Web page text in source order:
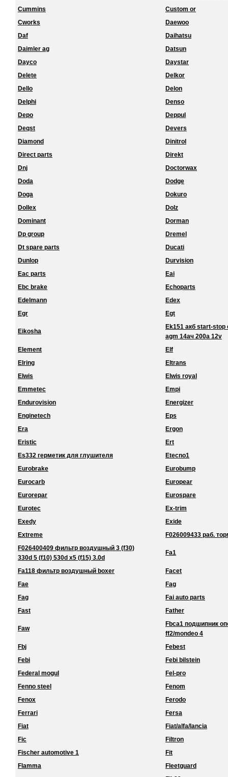
Cummins
Custom or
Cworks
Daewoo
Daf
Daihatsu
Daimler ag
Datsun
Dayco
Daystar
Delete
Delkor
Dello
Delon
Delphi
Denso
Depo
Deppul
Deqst
Devers
Diamond
Dinitrol
Direct parts
Direkt
Dnj
Doctorwax
Doda
Dodge
Doga
Dokuro
Dollex
Dolz
Dominant
Dorman
Dp group
Dremel
Dt spare parts
Ducati
Dunlop
Durvision
Eac parts
Eai
Ebc brake
Echoparts
Edelmann
Edex
Egr
Egt
Eikosha
Ek151 акб start-
agm 14ач 200a 12v
Element
Elf
Elring
Eltrans
Elwis
Elwis royal
Emmetec
Empi
Endurovision
Energizer
Enginetech
Eps
Era
Ergon
Eristic
Ert
Es332 герметик для глушителя
Etecno1
Eurobrake
Eurobump
Eurocarb
Europear
Eurorepar
Eurospare
Eurotec
Ex-trim
Exedy
Exide
Extreme
F026009433 раб.
F026400409 фильтр воздушный 3 (f30)
330d 5 (f10) 530d x5 (f15) 3.0d
Fa1
Fa118 фильтр воздушный boxer
Facet
Fae
Fag
Fag
Fai auto parts
Fast
Father
Faw
Fbca1 подшипник
ff2/mondeo 4
Fbj
Febest
Febi
Febi bilstein
Federal mogul
Fel-pro
Fenno steel
Fenom
Fenox
Ferodo
Ferrari
Fersa
Fiat
Fiat/alfa/lancia
Fic
Filtron
Fischer automotive 1
Fit
Flamma
Fleetguard